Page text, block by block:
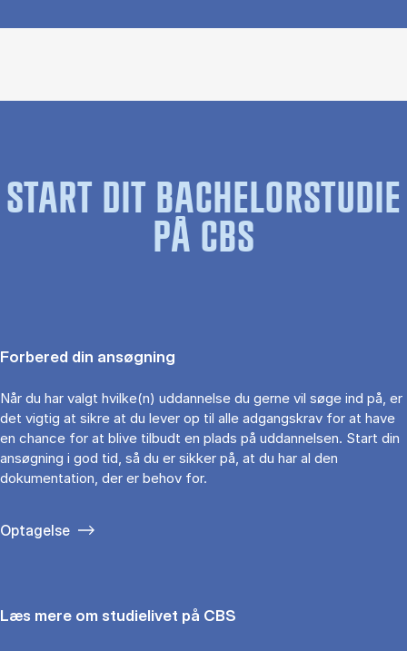
START DIT BACHELORSTUDIE
PÅ CBS
Forbered din ansøgning
Når du har valgt hvilke(n) uddannelse du gerne vil søge ind på, er
det vigtig at sikre at du lever op til alle adgangskrav for at have
en chance for at blive tilbudt en plads på uddannelsen. Start din
ansøgning i god tid, så du er sikker på, at du har al den
dokumentation, der er behov for.
Optagelse
Læs mere om studielivet på CBS